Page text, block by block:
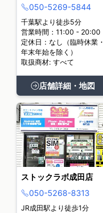
050-5269-5844
千葉駅より徒歩5分
営業時間：11:00 - 20:00
定休日：なし（臨時休業・
年末年始を除く）
取扱商材: すべて
店舗詳細・地図
ストックラボ成田店
050-5268-8313
JR成田駅より徒歩1分